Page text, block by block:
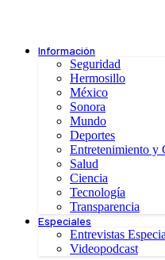
Información
Seguridad
Hermosillo
México
Sonora
Mundo
Deportes
Entretenimiento y
Salud
Ciencia
Tecnología
Transparencia
Especiales
Entrevistas
Videopodcast